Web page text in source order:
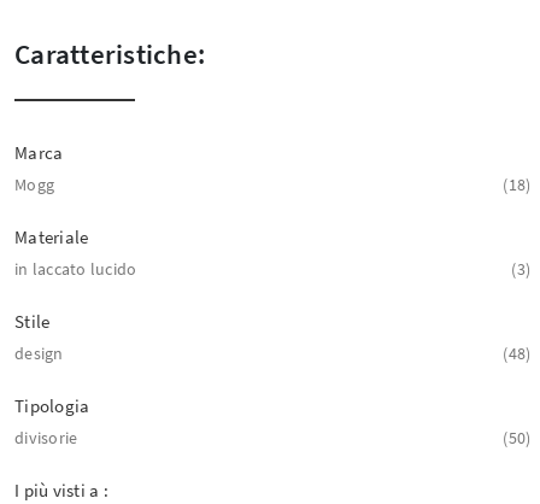
Caratteristiche:
Marca
Mogg 18
Materiale
in laccato lucido 3
Stile
design 48
Tipologia
divisorie 50
I più visti a :